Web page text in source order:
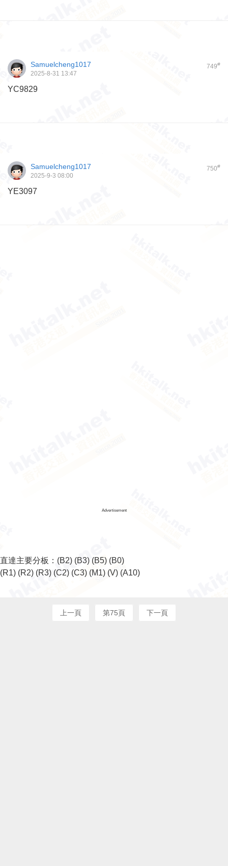
749#
Samuelcheng1017
2025-8-31 13:47
YC9829
750#
Samuelcheng1017
2025-9-3 08:00
YE3097
Advertisement
直達主要分板： (B2) (B3) (B5) (B0)
(R1) (R2) (R3) (C2) (C3) (M1) (V) (A10)
上一頁 第75頁 下一頁